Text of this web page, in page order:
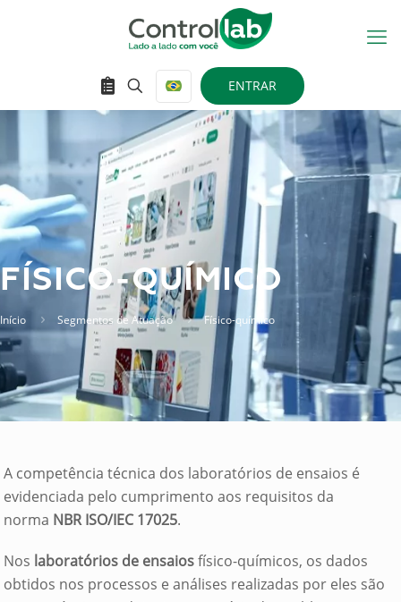
ENTRAR
FÍSICO-QUÍMICO
Início Segmentos de Atuação Físico-químico
A competência técnica dos laboratórios de ensaios é
evidenciada pelo cumprimento aos requisitos da
norma NBR ISO/IEC 17025.
Nos laboratórios de ensaiosfísico-químicos, os dados
obtidos nos processos e análises realizadas por eles são